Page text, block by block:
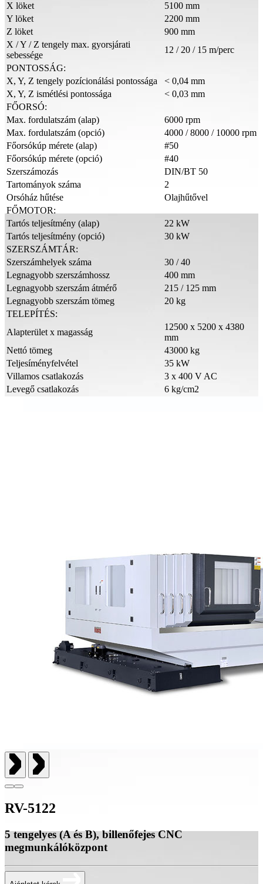
X löket
5100 mm
Y löket
2200 mm
Z löket
900 mm
X / Y / Z tengely max. gyorsjárati
sebessége
12 / 20 / 15 m/perc
PONTOSSÁG:
X, Y, Z tengely pozícionálási pontossága
< 0,04 mm
X, Y, Z ismétlési pontossága
< 0,03 mm
FŐORSÓ:
Max. fordulatszám (alap)
6000 rpm
Max. fordulatszám (opció)
4000 / 8000 / 10000 rpm
Főorsókúp mérete (alap)
#50
Főorsókúp mérete (opció)
#40
Szerszámozás
DIN/BT 50
Tartományok száma
2
Orsóház hűtése
Olajhűtővel
FŐMOTOR:
Tartós teljesítmény (alap)
22 kW
Tartós teljesítmény (opció)
30 kW
SZERSZÁMTÁR:
Szerszámhelyek száma
30 / 40
Legnagyobb szerszámhossz
400 mm
Legnagyobb szerszám átmérő
215 / 125 mm
Legnagyobb szerszám tömeg
20 kg
TELEPÍTÉS:
Alapterület x magasság
12500 x 5200 x 4380
mm
Nettó tömeg
43000 kg
Teljesíményfelvétel
35 kW
Villamos csatlakozás
3 x 400 V AC
Levegő csatlakozás
6 kg/cm2
RV-5122
5 tengelyes (A és B), billenőfejes CNC
megmunkálóközpont